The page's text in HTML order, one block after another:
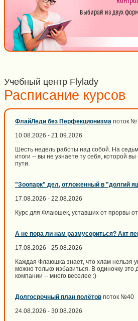
Выбирай из двух
Учебный центр Flylady
Расписание курсов
ФлайЛеди без Перфекционизма поток
10.08.2026 - 21.09.2026
Шесть недель работы над собой. На
итоги -- вы не узнаете ту себя, которой
пути.
"Зоопарк" дел, отложенный в "долгий
17.08.2026 - 22.08.2026
Курс для Флаюшек, уставших от прорвы
А не пора ли нам размусориться? Акт
17.08.2026 - 25.08.2026
Каждая Флаюшка знает, что хлам нельзя
можно только избавиться. В одиночку это
компании -- много веселее :)
Долгосрочный план полётов поток №40
24.08.2026 - 30.08.2026